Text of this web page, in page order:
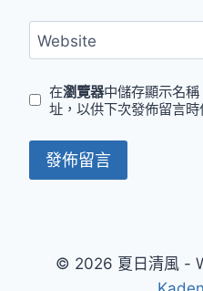
Website
在瀏覽器中儲存顯示名
址，以供下次發佈留言時
© 2026 夏日清風 -